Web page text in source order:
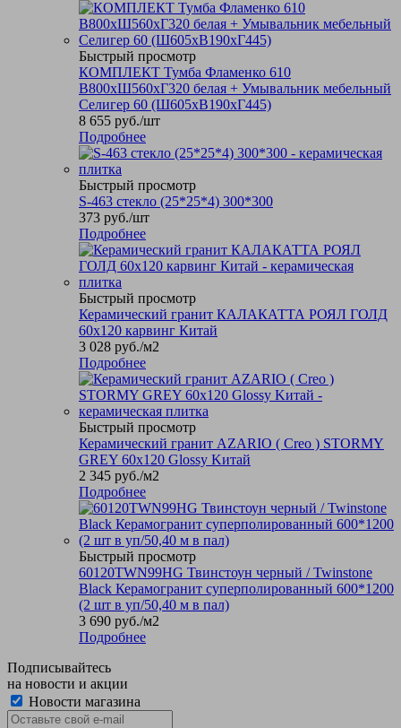
Быстрый просмотр
КОМПЛЕКТ Тумба Фламенко 610
В800хШ560хГ320 белая + Умывальник мебельный
Селигер 60 (Ш605хВ190хГ445)
8 655 руб./шт
Подробнее
Быстрый просмотр
S-463 стекло (25*25*4) 300*300
373 руб./шт
Подробнее
Быстрый просмотр
Керамический гранит КАЛАКАТТА РОЯЛ ГОЛД
60х120 карвинг Китай
3 028 руб./м2
Подробнее
Быстрый просмотр
Керамический гранит AZARIO ( Creo ) STORMY
GREY 60х120 Glossy Kитай
2 345 руб./м2
Подробнее
Быстрый просмотр
60120TWN99HG Твинстоун черный / Twinstone
Black Керамогранит суперполированный 600*1200
(2 шт в уп/50,40 м в пал)
3 690 руб./м2
Подробнее
Подписывайтесь
на новости и акции
Новости магазина